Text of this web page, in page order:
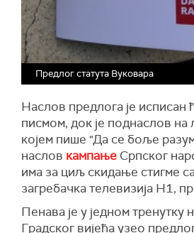
Предлог статута Вуковара
Наслов предлога је исписан
писмом, док је поднаслов на
којем пише "Да се боље
наслов кампање Српског
има за циљ скидање стигме
загребачка телевизија Н1,
Пенава је у једном тренутку
Градског вијећа узео